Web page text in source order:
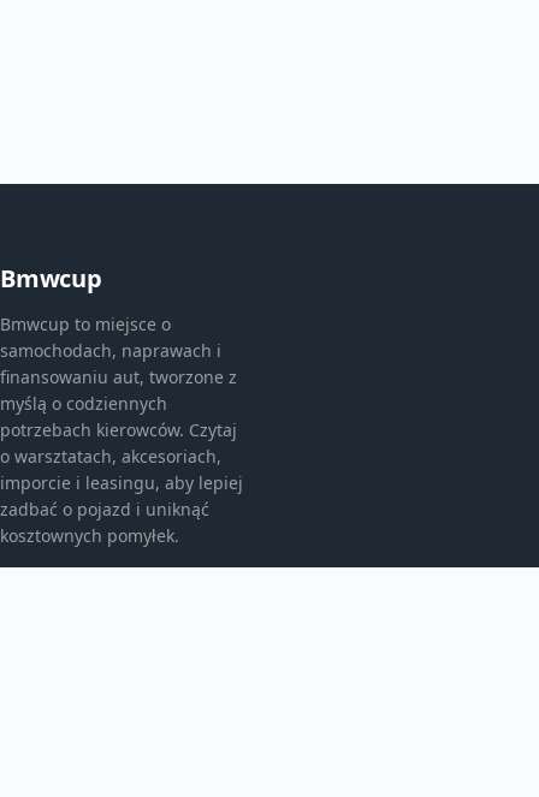
Bmwcup
Bmwcup to miejsce o
samochodach, naprawach i
finansowaniu aut, tworzone z
myślą o codziennych
potrzebach kierowców. Czytaj
o warsztatach, akcesoriach,
imporcie i leasingu, aby lepiej
zadbać o pojazd i uniknąć
kosztownych pomyłek.